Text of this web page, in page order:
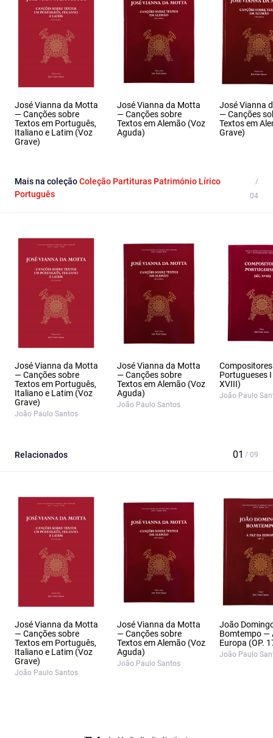
José Vianna da Motta
— Canções sobre
Textos em Português,
Italiano e Latim (Voz
Grave)
José Vianna da Motta
— Canções sobre
Textos em Alemão (Voz
Aguda)
José Vianna
— Canções
Textos em
Grave)
Mais na coleçãoColeção Partituras Património Lírico
Português
José Vianna da Motta
— Canções sobre
Textos em Português,
Italiano e Latim (Voz
Grave)
João Paulo Santos
José Vianna da Motta
— Canções sobre
Textos em Alemão (Voz
Aguda)
João Paulo Santos
Compositores
Portugueses I
XVIII)
João Paulo
Relacionados
José Vianna da Motta
— Canções sobre
Textos em Português,
Italiano e Latim (Voz
Grave)
João Paulo Santos
José Vianna da Motta
— Canções sobre
Textos em Alemão (Voz
Aguda)
João Paulo Santos
João
Bomtempo —
Europa (OP.
João Paulo